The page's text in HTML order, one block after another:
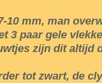
10 mm, man
3 paar gele
zijn dit altijd
tot zwart, de